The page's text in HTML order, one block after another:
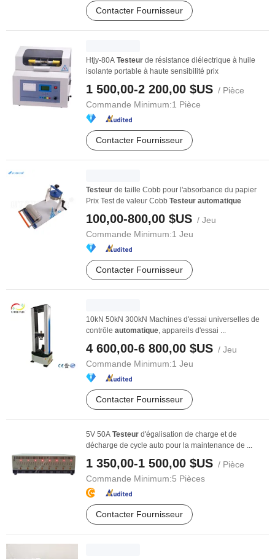
Contacter Fournisseur
Htjy-80A Testeur de résistance diélectrique à huile
isolante portable à haute sensibilité prix
1 500,00-2 200,00 $US / Pièce
Commande Minimum:1 Pièce
Contacter Fournisseur
Testeur de taille Cobb pour l'absorbance du papier
Prix Test de valeur Cobb Testeur automatique
100,00-800,00 $US / Jeu
Commande Minimum:1 Jeu
Contacter Fournisseur
10kN 50kN 300kN Machines d'essai universelles de
contrôle automatique, appareils d'essai ...
4 600,00-6 800,00 $US / Jeu
Commande Minimum:1 Jeu
Contacter Fournisseur
5V 50A Testeur d'égalisation de charge et de
décharge de cycle auto pour la maintenance de ...
1 350,00-1 500,00 $US / Pièce
Commande Minimum:5 Pièces
Contacter Fournisseur